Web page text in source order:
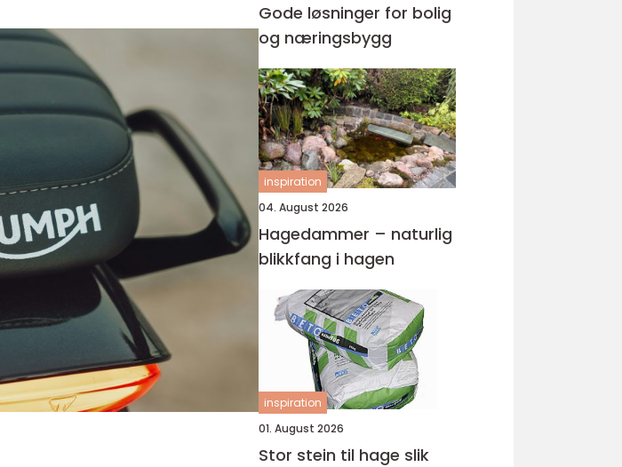
Gode løsninger for bolig
og næringsbygg
inspiration
04. August 2026
Hagedammer – naturlig
blikkfang i hagen
inspiration
01. August 2026
Stor stein til hage slik